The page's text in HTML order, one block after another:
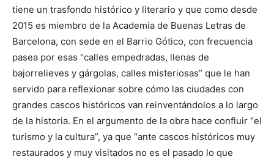
tiene un trasfondo histórico y literario y que como desde
2015 es miembro de la Academia de Buenas Letras de
Barcelona, con sede en el Barrio Gótico, con frecuencia
pasea por esas “calles empedradas, llenas de
bajorrelieves y gárgolas, calles misteriosas” que le han
servido para reflexionar sobre cómo las ciudades con
grandes cascos históricos van reinventándolos a lo largo
de la historia. En el argumento de la obra hace confluir “el
turismo y la cultura”, ya que “ante cascos históricos muy
restaurados y muy visitados no es el pasado lo que